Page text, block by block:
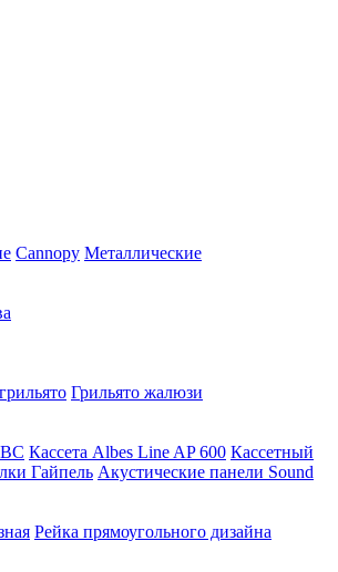
Cannopy Металлические
Грильято жалюзи
Кассета Albes Line AP 600 Кассетный
Гайпель Акустические панели Sound
Рейка прямоугольного дизайна